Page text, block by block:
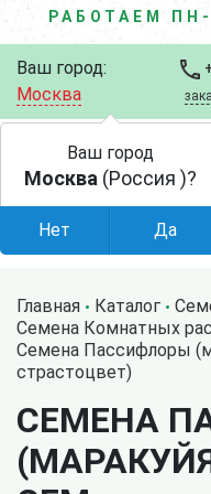
РАБОТАЕМ
Ваш город:
Москва
Главная Каталог
Семена Комнатных
Семена Пассифлоры
страстоцвет)
СЕМЕНА
Ваш город
Москва (Россия )?
Нет Да